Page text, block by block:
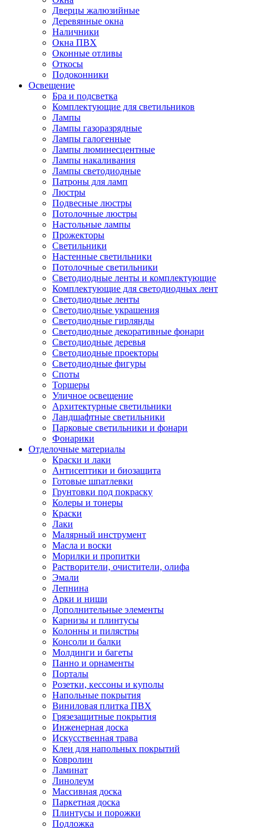
Дверцы жалюзийные
Деревянные окна
Наличники
Окна ПВХ
Оконные отливы
Откосы
Подоконники
Освещение
Бра и подсветка
Комплектующие для светильников
Лампы
Лампы газоразрядные
Лампы галогенные
Лампы люминесцентные
Лампы накаливания
Лампы светодиодные
Патроны для ламп
Люстры
Подвесные люстры
Потолочные люстры
Настольные лампы
Прожекторы
Светильники
Настенные светильники
Потолочные светильники
Светодиодные ленты и комплектующие
Комплектующие для светодиодных лент
Светодиодные ленты
Светодиодные украшения
Светодиодные гирлянды
Светодиодные декоративные фонари
Светодиодные деревья
Светодиодные проекторы
Светодиодные фигуры
Споты
Торшеры
Уличное освещение
Архитектурные светильники
Ландшафтные светильники
Парковые светильники и фонари
Фонарики
Отделочные материалы
Краски и лаки
Антисептики и биозащита
Готовые шпатлевки
Грунтовки под покраску
Колеры и тонеры
Краски
Лаки
Малярный инструмент
Масла и воски
Морилки и пропитки
Растворители, очистители, олифа
Эмали
Лепнина
Арки и ниши
Дополнительные элементы
Карнизы и плинтусы
Колонны и пилястры
Консоли и балки
Молдинги и багеты
Панно и орнаменты
Порталы
Розетки, кессоны и куполы
Напольные покрытия
Виниловая плитка ПВХ
Грязезащитные покрытия
Инженерная доска
Искусственная трава
Клеи для напольных покрытий
Ковролин
Ламинат
Линолеум
Массивная доска
Паркетная доска
Плинтусы и порожки
Подложка